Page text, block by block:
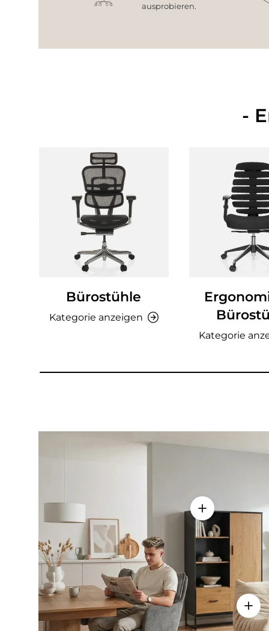
ausprobieren.
-
Bürostühle
Kategorie anzeigen
Kategorie
Einzelheiten